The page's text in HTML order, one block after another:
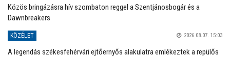
Közös bringázásra hív szombaton reggel a Szentjánosbogár és a
Dawnbreakers
KÖZÉLET 2026.08.07. 15:03
A legendás székesfehérvári ejtőernyős alakulatra emlékeztek a repülős